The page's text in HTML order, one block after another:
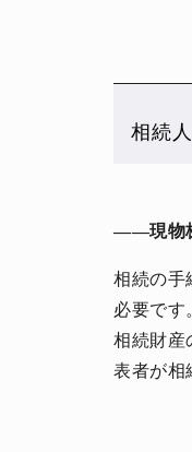
相続
――現物
相続の手
必要です
相続財産
表者が相